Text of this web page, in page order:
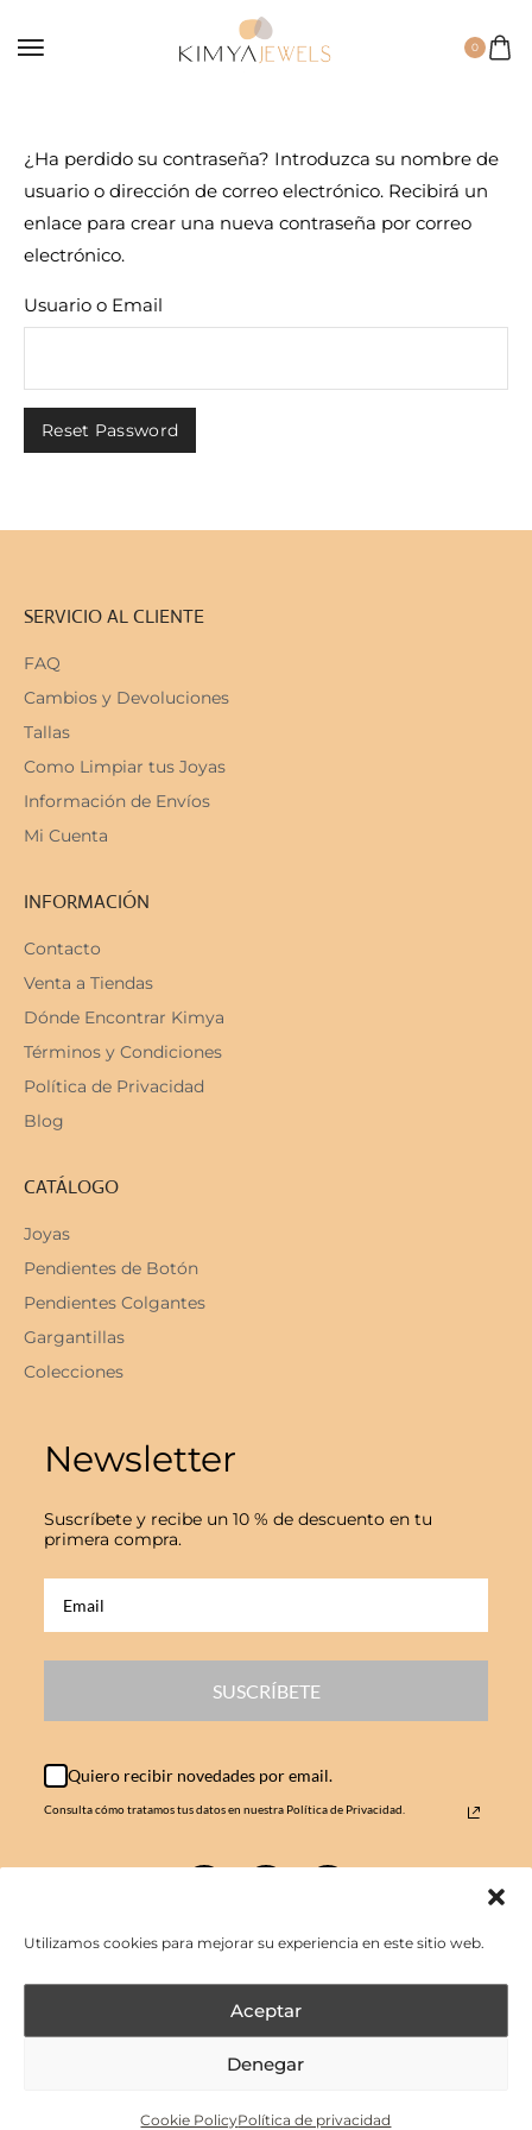
Utilizamos cookies para mejorar su experiencia en este sitio web.
Aceptar
Denegar
Cookie PolicyPolítica de privacidad
0
¿Ha perdido su contraseña? Introduzca su nombre de
usuario o dirección de correo electrónico. Recibirá un
enlace para crear una nueva contraseña por correo
electrónico.
Usuario o Email
Reset Password
SERVICIO AL CLIENTE
FAQ
Cambios y Devoluciones
Tallas
Como Limpiar tus Joyas
Información de Envíos
Mi Cuenta
INFORMACIÓN
Contacto
Venta a Tiendas
Dónde Encontrar Kimya
Términos y Condiciones
Política de Privacidad
Blog
CATÁLOGO
Joyas
Pendientes de Botón
Pendientes Colgantes
Gargantillas
Colecciones
Newsletter
Suscríbete y recibe un 10 % de descuento en tu
primera compra.
SUSCRÍBETE
Quiero recibir novedades por email.
Consulta cómo tratamos tus datos en nuestra Política de Privacidad.